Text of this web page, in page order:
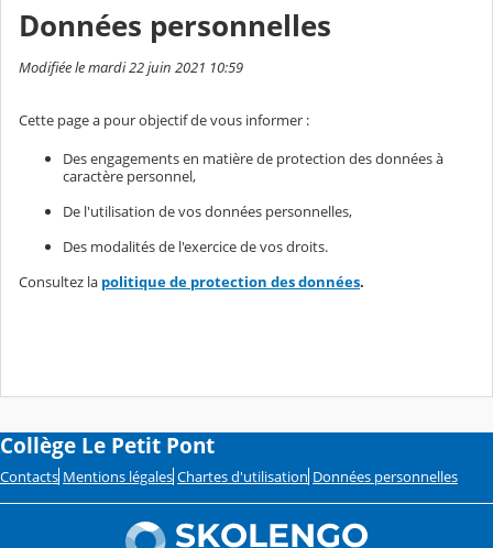
Données personnelles
Modifiée le mardi 22 juin 2021 10:59
Cette page a pour objectif de vous informer :
Des engagements en matière de protection des données à
caractère personnel,
De l'utilisation de vos données personnelles,
Des modalités de l'exercice de vos droits.
Consultez la politique de protection des données.
Collège Le Petit Pont
Contacts Mentions légales Chartes d'utilisation Données personnelles